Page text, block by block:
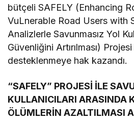
bütçeli SAFELY (Enhancing
VuLnerable Road Users with
Analizlerle Savunmasız Yol
Güvenliğini Artırılması)
desteklenmeye hak kazandı.
“SAFELY” PROJESİ İLE
KULLANICILARI ARASINDA
ÖLÜMLERİN AZALTILMASI